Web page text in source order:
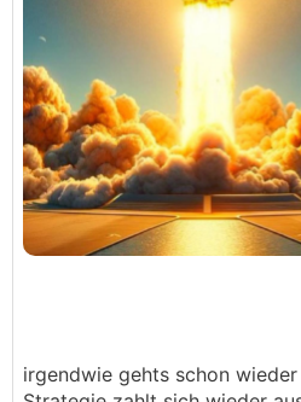
irgendwie gehts schon